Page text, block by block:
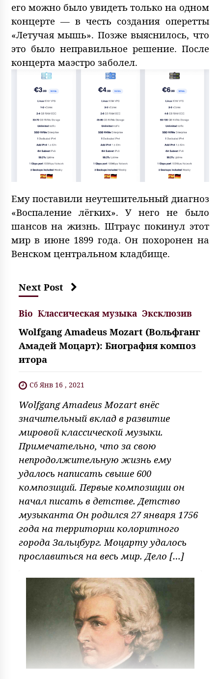
его можно было увидеть только на одном
концерте — в честь создания оперетты
«Летучая мышь». Позже выяснилось, что
это было неправильное решение. После
концерта маэстро заболел.
Ему поставили неутешительный диагноз
«Воспаление лёгких». У него не было
шансов на жизнь. Штраус покинул этот
мир в июне 1899 года. Он похоронен на
Венском центральном кладбище.
Next Post
Bio Классическая музыка Эксклюзив
Wolfgang Amadeus Mozart (Вольфганг
Амадей Моцарт): Биография композ
итора
Сб Янв 16 , 2021
Wolfgang Amadeus Mozart внёс
значительный вклад в развитие
мировой классической музыки.
Примечательно, что за свою
непродолжительную жизнь ему
удалось написать свыше 600
композиций. Первые композиции он
начал писать в детстве. Детство
музыканта Он родился 27 января 1756
года на территории колоритного
города Зальцбург. Моцарту удалось
прославиться на весь мир. Дело […]